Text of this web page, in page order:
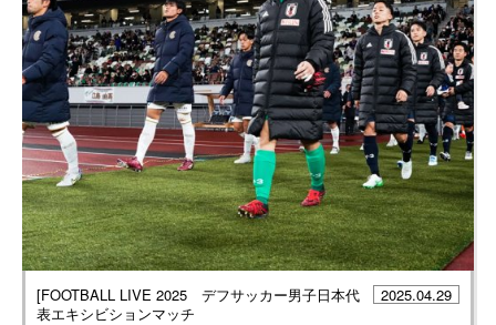
[FOOTBALL LIVE 2025 デフサッカー男子日本代
表エキシビションマッチ
2025.04.29